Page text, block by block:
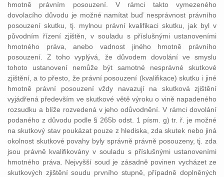
hmotně právním posouzení. V rámci takto vymezeného
dovolacího důvodu je možné namítat buď nesprávnost právního
posouzení skutku, tj. mylnou právní kvalifikaci skutku, jak byl v
původním řízení zjištěn, v souladu s příslušnými ustanoveními
hmotného práva, anebo vadnost jiného hmotně právního
posouzení. Z toho vyplývá, že důvodem dovolání ve smyslu
tohoto ustanovení nemůže být samotné nesprávné skutkové
zjištění, a to přesto, že právní posouzení (kvalifikace) skutku i jiné
hmotně právní posouzení vždy navazují na skutková zjištění
vyjádřená především ve skutkové větě výroku o vině napadeného
rozsudku a blíže rozvedená v jeho odůvodnění. V rámci dovolání
podaného z důvodu podle § 265b odst. 1 písm. g) tr. ř. je možné
na skutkový stav poukázat pouze z hlediska, zda skutek nebo jiná
okolnost skutkové povahy byly správně právně posouzeny, tj. zda
jsou právně kvalifikovány v souladu s příslušnými ustanoveními
hmotného práva. Nejvyšší soud je zásadně povinen vycházet ze
skutkových zjištění soudu prvního stupně, případně doplněných